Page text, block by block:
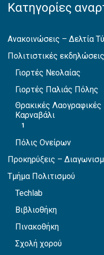
Κατηγορίες
Ανακοινώσεις – Δελτία
Πολιτιστικές εκδηλώσεις
Γιορτές Νεολαίας
Γιορτές Παλιάς Πόλης
Θρακικές
Καρναβάλι
1
Πόλις Ονείρων
Προκηρύξεις –
Τμήμα Πολιτισμού
Techlab
Βιβλιοθήκη
Πινακοθήκη
Σχολή χορού